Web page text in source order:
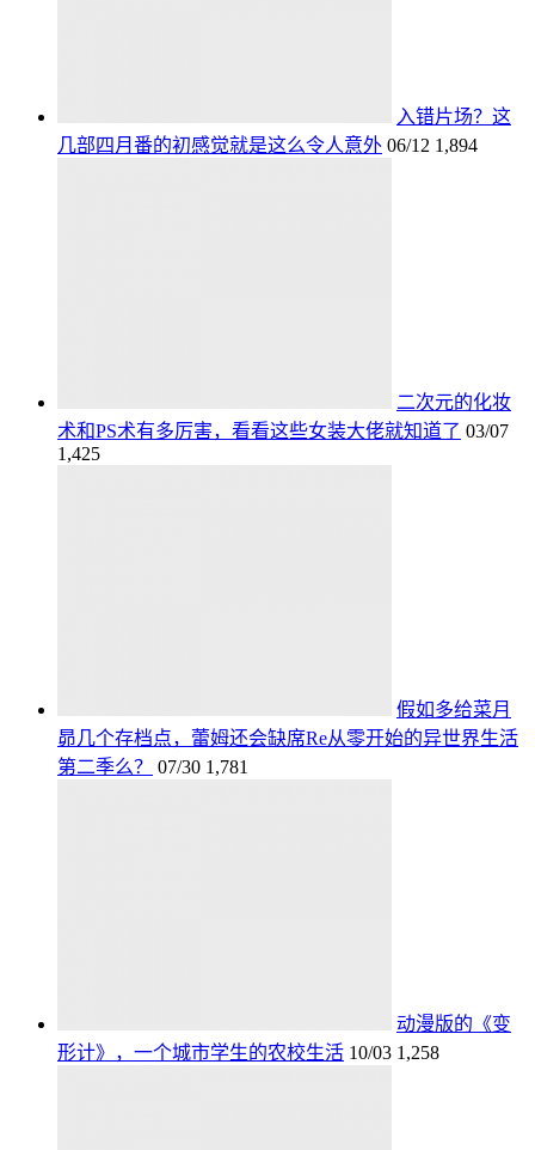
入错片场？这
几部四月番的初感觉就是这么令人意外 06/12 1,894
二次元的化妆
术和PS术有多厉害，看看这些女装大佬就知道了 03/07
1,425
假如多给菜月
昴几个存档点，蕾姆还会缺席Re从零开始的异世界生活
第二季么？
07/30 1,781
动漫版的《变
形计》，一个城市学生的农校生活 10/03 1,258